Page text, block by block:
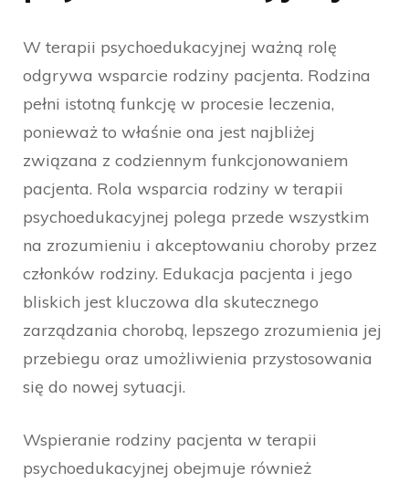
W terapii psychoedukacyjnej ważną rolę
odgrywa wsparcie rodziny pacjenta. Rodzina
pełni istotną funkcję w procesie leczenia,
ponieważ to właśnie ona jest najbliżej
związana z codziennym funkcjonowaniem
pacjenta. Rola wsparcia rodziny w terapii
psychoedukacyjnej polega przede wszystkim
na zrozumieniu i akceptowaniu choroby przez
członków rodziny. Edukacja pacjenta i jego
bliskich jest kluczowa dla skutecznego
zarządzania chorobą, lepszego zrozumienia jej
przebiegu oraz umożliwienia przystosowania
się do nowej sytuacji.
Wspieranie rodziny pacjenta w terapii
psychoedukacyjnej obejmuje również